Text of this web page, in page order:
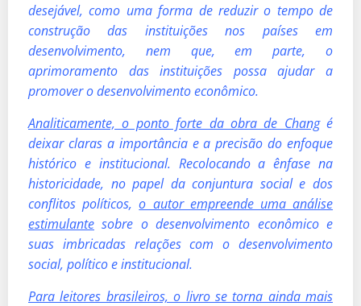
desejável, como uma forma de reduzir o tempo de
construção das instituições nos países em
desenvolvimento, nem que, em parte, o
aprimoramento das instituições possa ajudar a
promover o desenvolvimento econômico.
Analiticamente, o ponto forte da obra de Changé
deixar claras a importância e a precisão do enfoque
histórico e institucional. Recolocando a ênfase na
historicidade, no papel da conjuntura social e dos
conflitos políticos,o autor empreende uma análise
estimulante sobre o desenvolvimento econômico e
suas imbricadas relações com o desenvolvimento
social, político e institucional.
Para leitores brasileiros, o livro se torna ainda mais